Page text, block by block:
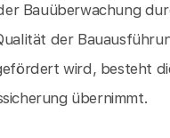
Bauüberwachung
der
wird, besteht
übernimmt.